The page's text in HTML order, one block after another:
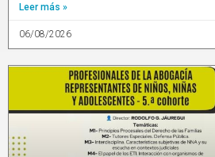
Leer más »
06/08/2026